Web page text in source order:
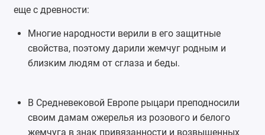
еще с древности:
Многие народности верили в его защитные
свойства, поэтому дарили жемчуг родным и
близким людям от сглаза и беды.
В Средневековой Европе рыцари преподносили
своим дамам ожерелья из розового и белого
жемчуга в знак привязанности и возвышенных